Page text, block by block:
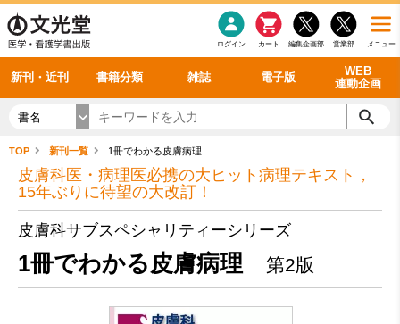
メニュー
営業部
編集企画部
カート
ログイン
新刊・近刊 書籍分類 雑誌 電子版
WEB
連動企画
感染症 老年医学
看護・介護
呼吸器
循環器
シリーズ一覧
雑誌投稿規定
理学療法
雑誌案内・年間購読 最新号 バックナンバー
電子書籍
電子雑誌
書籍「データに基づく臨床動作分析」WEB動画
書籍「眼手術学」WEB動画
書籍「神経症候学 II 改訂第二版」 WEB動画
新刊一覧
今後の発行予定
書名
TOP 新刊一覧 1冊でわかる皮膚病理
皮膚科医・病理医必携の大ヒット病理テキスト，
15年ぶりに待望の大改訂！
皮膚科サブスペシャリティーシリーズ
1冊でわかる皮膚病理 第2版